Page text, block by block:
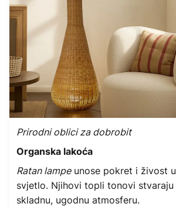
Prirodni oblici za dobrobit
Organska lakoća
Ratan lampeunose pokret i živost u
svjetlo. Njihovi topli tonovi stvaraju
skladnu, ugodnu atmosferu.